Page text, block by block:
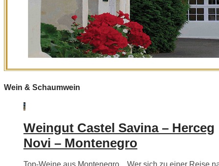
Wein & Schaumwein
Weingut Castel Savina – Herceg
Novi – Montenegro
Top-Weine aus Montenegro…Wer sich zu einer Reise